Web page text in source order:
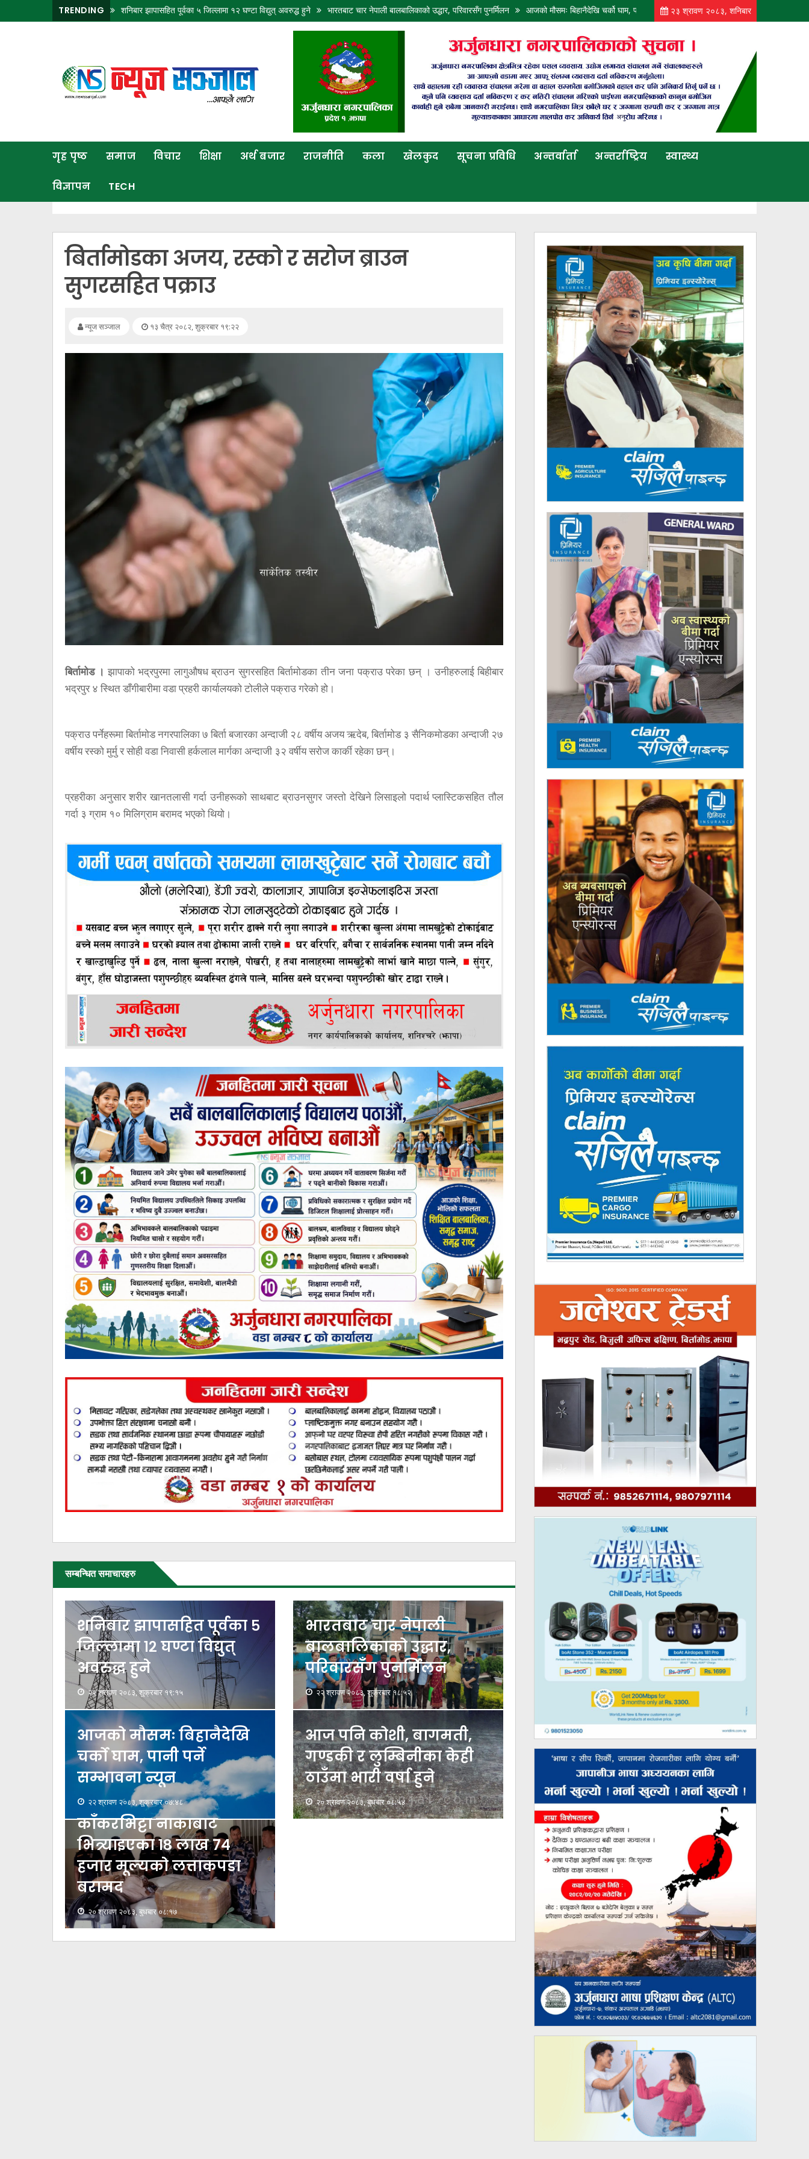
TRENDING शनिबार झापासहित पूर्वका ५ जिल्लामा १२ घण्टा विद्युत् अवरुद्ध हुने भारतबाट चार नेपाली बालबालिकाको उद्धार, परिवारसँग पुनर्मिलन आजको मौसमः बिहानैदेखि चर्को घाम, पानी पर्ने सम्भावना न्यून आज पनि कोशी, बागमती, गण्डकी
२३ श्रावण २०८३, शनिबार
गृह पृष्ठ समाज विचार शिक्षा अर्थ बजार राजनीति कला खेलकुद सूचना प्रविधि अन्तर्वार्ता अन्तर्राष्ट्रिय स्वास्थ्य
विज्ञापन TECH
बिर्तामोडका अजय, रस्को र सरोज ब्राउन
सुगरसहित पक्राउ
न्यूज सञ्जाल १३ चैत्र २०८२, शुक्रबार १९:२२
बिर्तामोड । झापाको भद्रपुरमा लागुऔषध ब्राउन सुगरसहित बिर्तामोडका तीन जना पक्राउ परेका छन् । उनीहरुलाई बिहीबार
भद्रपुर ४ स्थित डाँगीबारीमा वडा प्रहरी कार्यालयको टोलीले पक्राउ गरेको हो।
पक्राउ पर्नेहरूमा बिर्तामोड नगरपालिका ७ बिर्ता बजारका अन्दाजी २८ वर्षीय अजय ऋदेब, बिर्तामोड ३ सैनिकमोडका अन्दाजी २७
वर्षीय रस्को मुर्मु र सोही वडा निवासी हर्कलाल मार्गका अन्दाजी ३२ वर्षीय सरोज कार्की रहेका छन्।
प्रहरीका अनुसार शरीर खानतलासी गर्दा उनीहरूको साथबाट ब्राउनसुगर जस्तो देखिने लिसाइलो पदार्थ प्लास्टिकसहित तौल
गर्दा ३ ग्राम १० मिलिग्राम बरामद भएको थियो।
सम्बन्धित समाचारहरु
शनिबार झापासहित पूर्वका ५
जिल्लामा १२ घण्टा विद्युत्
अवरुद्ध हुने
२२ श्रावण २०८३, शुक्रबार १९:१५
भारतबाट चार नेपाली
बालबालिकाको उद्धार,
परिवारसँग पुनर्मिलन
२२ श्रावण २०८३, शुक्रबार १८:५२
आजको मौसमः बिहानैदेखि
चर्को घाम, पानी पर्ने
सम्भावना न्यून
२२ श्रावण २०८३, शुक्रबार ०७:४८
आज पनि कोशी, बागमती,
गण्डकी र लुम्बिनीका केही
ठाउँमा भारी वर्षा हुने
२० श्रावण २०८३, बुधबार ०८:५४
काँकरभिट्टा नाकाबाट
भित्र्याइएका १८ लाख ७४
हजार मूल्यकाे लत्ताकपडा
बरामद
२० श्रावण २०८३, बुधबार ०८:१७
राजनीति